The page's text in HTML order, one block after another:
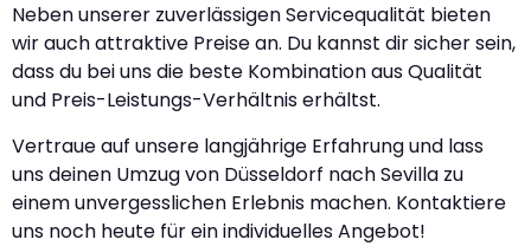
Neben unserer zuverlässigen Servicequalität bieten
wir auch attraktive Preise an. Du kannst dir sicher sein,
dass du bei uns die beste Kombination aus Qualität
und Preis-Leistungs-Verhältnis erhältst.
Vertraue auf unsere langjährige Erfahrung und lass
uns deinen Umzug von Düsseldorf nach Sevilla zu
einem unvergesslichen Erlebnis machen. Kontaktiere
uns noch heute für ein individuelles Angebot!